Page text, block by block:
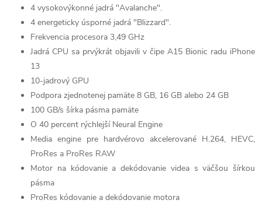
4 vysokovýkonné jadrá "Avalanche".
4 energeticky úsporné jadrá "Blizzard".
Frekvencia procesora 3,49 GHz
Jadrá CPU sa prvýkrát objavili v čipe A15 Bionic radu iPhone
13
10-jadrový GPU
Podpora zjednotenej pamäte 8 GB, 16 GB alebo 24 GB
100 GB/s šírka pásma pamäte
O 40 percent rýchlejší Neural Engine
Media engine pre hardvérovo akcelerované H.264, HEVC,
ProRes a ProRes RAW
Motor na kódovanie a dekódovanie videa s väčšou šírkou
pásma
ProRes kódovanie a dekódovanie motora